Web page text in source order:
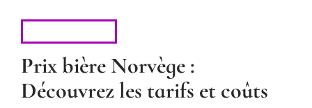
Prix bière Norvège :
Découvrez les tarifs et coûts